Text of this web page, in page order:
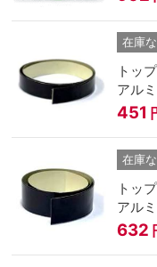
在庫
トッ
アル
451
在庫
トッ
アル
632